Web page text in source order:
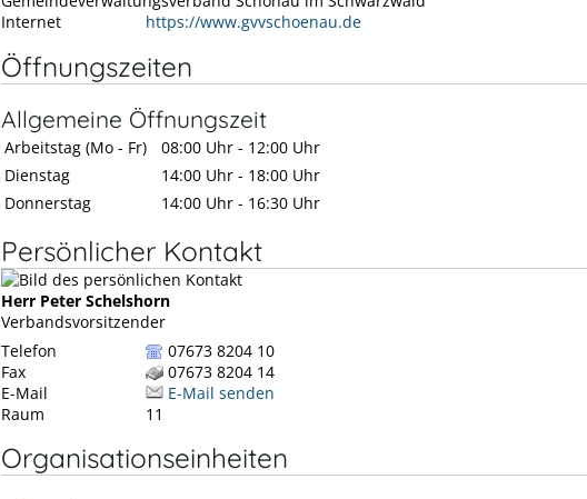
Internet
https://www.gvvschoenau.de
Öffnungszeiten
Allgemeine Öffnungszeit
Arbeitstag (Mo - Fr) 08:00 Uhr - 12:00 Uhr
Dienstag
14:00 Uhr - 18:00 Uhr
Donnerstag
14:00 Uhr - 16:30 Uhr
Persönlicher Kontakt
Herr Peter Schelshorn
Verbandsvorsitzender
Telefon
07673 8204 10
Fax
07673 8204 14
E-Mail
E-Mail senden
Raum
11
Organisationseinheiten